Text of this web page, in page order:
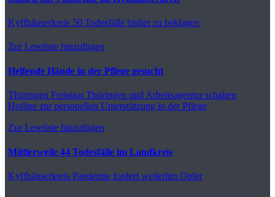
Kyffhäuserkreis 50 Todesfälle bisher zu beklagen
Zur Leseliste hinzufügen
Helfende Hände in der Pflege gesucht
Thüringen Freistaat Thüringen und Arbeitsagentur schalten
Hotline zur personellen Unterstützung in der Pflege
Zur Leseliste hinzufügen
Mittlerweile 44 Todesfälle im Landkreis
Kyffhäuserkreis Pandemie fordert weiterhin Opfer